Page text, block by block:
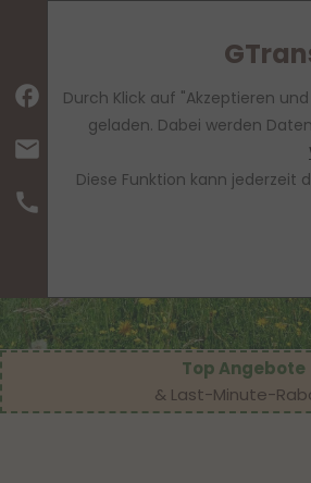
facebook
mail
call
Durch Klick auf "Akzeptieren
geladen. Dabei werden
Diese Funktion kann
Top Angebote
& Last-Minute-